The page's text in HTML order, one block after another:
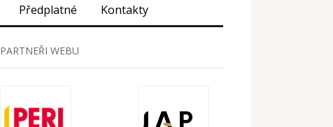
Předplatné Kontakty
PARTNEŘI WEBU